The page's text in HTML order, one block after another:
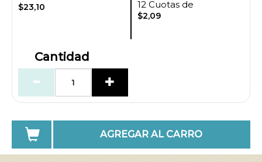
$23,10
12 Cuotas de
$2,09
Cantidad
AGREGAR AL CARRO